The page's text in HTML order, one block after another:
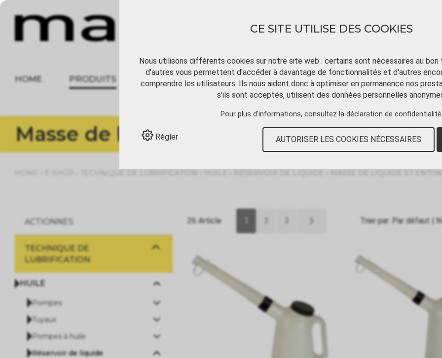
HOME PRODUITS À PROPOS TÉLÉCHARGER TUTORIAL VIDÉO
Masse de liquide et entonnoir
ACTIONNES
TECHNIQUE DE
LUBRIFICATION
HUILE
Pompes
Tuyaux
Pompes à huile
Réservoir de liquide
Trier par: Par défaut | N
26 Article
CE SITE UTILISE DES COOKIES
.
Nous utilisons différents cookies sur notre site web : certains sont nécessaires au
d'autres vous permettent d'accéder à davantage de fonctionnalités et d'autres
comprendre les utilisateurs. Ils nous aident donc à optimiser en permanence nos
s'ils sont acceptés, utilisent des données personnelles
Pour plus d'informations, consultez la déclaration de confidentialité
Régler AUTORISER LES COOKIES NÉCESSAIRES